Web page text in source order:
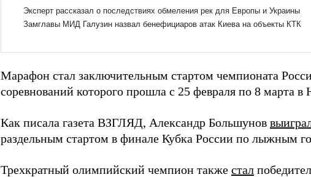
Марафон стал заключительным стартом чемпионата
соревнований которого прошла с 25 февраля по 8 марта
Как писала газета ВЗГЛЯД, Александр Большунов
раздельным стартом в финале Кубка России по лыжным
Трехкратный олимпийский чемпион также стал